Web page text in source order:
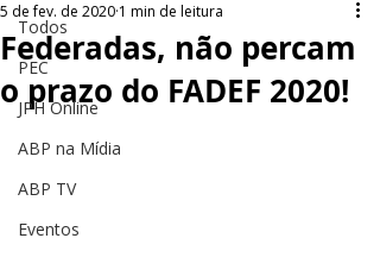
Todos
PEC
JPH Online
ABP na Mídia
ABP TV
Eventos
Federadas, não percam
o prazo do FADEF 2020!
5 de fev. de 2020 1 min de leitura